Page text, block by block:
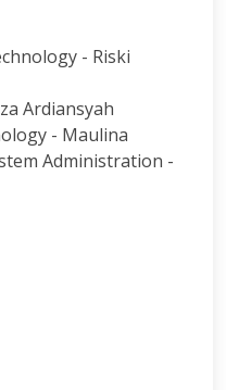
- Riski
Ardiansyah
- Maulina
Administration -